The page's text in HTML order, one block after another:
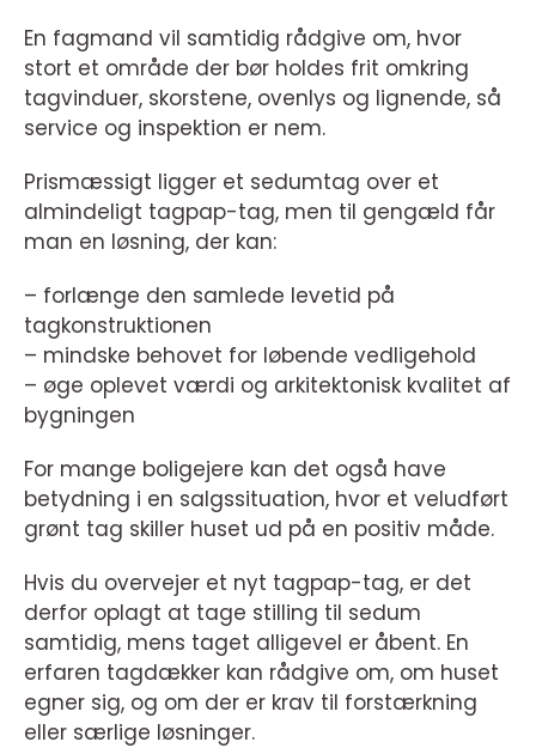
En fagmand vil samtidig rådgive om, hvor
stort et område der bør holdes frit omkring
tagvinduer, skorstene, ovenlys og lignende, så
service og inspektion er nem.
Prismæssigt ligger et sedumtag over et
almindeligt tagpap-tag, men til gengæld får
man en løsning, der kan:
– forlænge den samlede levetid på
tagkonstruktionen
– mindske behovet for løbende vedligehold
– øge oplevet værdi og arkitektonisk kvalitet af
bygningen
For mange boligejere kan det også have
betydning i en salgssituation, hvor et veludført
grønt tag skiller huset ud på en positiv måde.
Hvis du overvejer et nyt tagpap-tag, er det
derfor oplagt at tage stilling til sedum
samtidig, mens taget alligevel er åbent. En
erfaren tagdækker kan rådgive om, om huset
egner sig, og om der er krav til forstærkning
eller særlige løsninger.